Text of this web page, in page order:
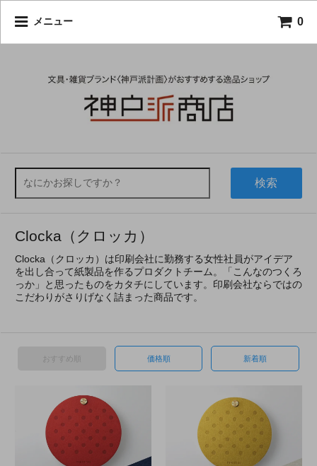
メニュー 0
検索
Clocka（クロッカ）
Clocka（クロッカ）は印刷会社に勤務する女性社員がアイデア
を出し合って紙製品を作るプロダクトチーム。「こんなのつくろ
っか」と思ったものをカタチにしています。印刷会社ならではの
こだわりがさりげなく詰まった商品です。
おすすめ順 価格順 新着順